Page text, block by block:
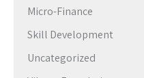
Micro-Finance
Skill Development
Uncategorized